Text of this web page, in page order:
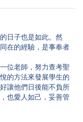
日子也是如此。然
在的經驗，是事奉者
位老師，努力查考聖
的方法來發展學生的
讓他們日後能不負所
也愛人如己，妥善管